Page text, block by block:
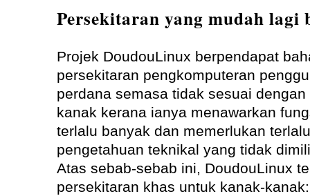
Persekitaran yang mudah lagi
Projek DoudouLinux berpendapat
persekitaran pengkomputeran
perdana semasa tidak sesuai dengan
kanak kerana ianya menawarkan
terlalu banyak dan memerlukan
pengetahuan teknikal yang tidak
Atas sebab-sebab ini, DoudouLinux
persekitaran khas untuk kanak-kanak: